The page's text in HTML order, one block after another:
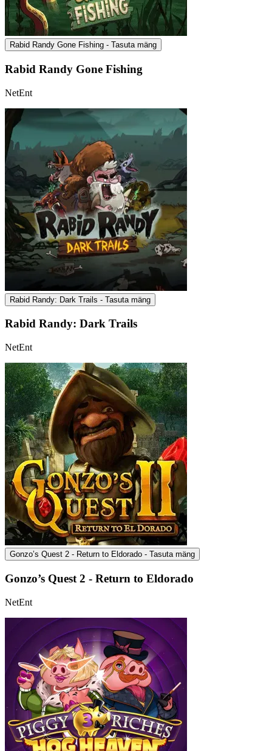
Rabid Randy Gone Fishing - Tasuta mäng
Rabid Randy Gone Fishing
NetEnt
Rabid Randy: Dark Trails - Tasuta mäng
Rabid Randy: Dark Trails
NetEnt
Gonzo’s Quest 2 - Return to Eldorado - Tasuta mäng
Gonzo’s Quest 2 - Return to Eldorado
NetEnt